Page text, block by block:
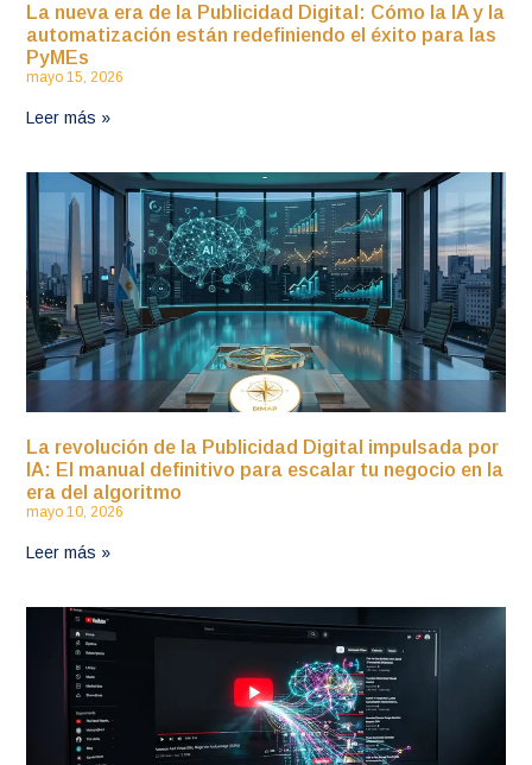
La nueva era de la Publicidad Digital: Cómo la IA y la
automatización están redefiniendo el éxito para las
PyMEs
mayo 15, 2026
Leer más »
La revolución de la Publicidad Digital impulsada por
IA: El manual definitivo para escalar tu negocio en la
era del algoritmo
mayo 10, 2026
Leer más »